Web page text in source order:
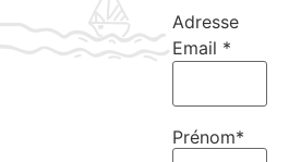
Adresse
Email *
Prénom*